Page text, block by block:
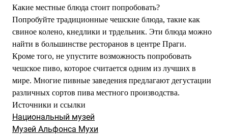
Какие местные блюда стоит попробовать?
Попробуйте традиционные чешские блюда, такие как
свиное колено, кнедлики и трдельник. Эти блюда можно
найти в большинстве ресторанов в центре Праги.
Кроме того, не упустите возможность попробовать
чешское пиво, которое считается одним из лучших в
мире. Многие пивные заведения предлагают дегустации
различных сортов пива местного производства.
Источники и ссылки
Национальный музей
Музей Альфонса Мухи